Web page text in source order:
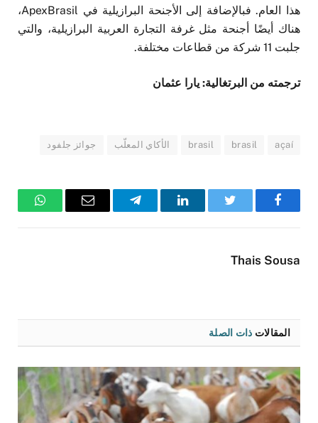
هذا العام. فبالإضافة إلى الأجنحة البرازيلية في ApexBrasil،
هناك أيضًا أجنحة مثل غرفة التجارة العربية البرازيلية، والتي
جلبت 11 شركة من قطاعات مختلفة.
ترجمته من البرتغالية: يارا عثمان
açaí
brasil
brasil الأكاي المعلّب جوائز جلفود
فيسبوك تويتر لينكدإن تيلقرام
البريد
واتساب
Thais Sousa
المقالات ذات الصلة